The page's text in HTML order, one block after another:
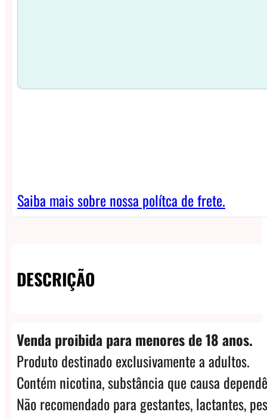
Saiba mais sobre nossa polítca de frete.
DESCRIÇÃO
Venda proibida para menores de 18 anos.
Produto destinado exclusivamente a adultos.
Contém nicotina, substância que causa
Não recomendado para gestantes, lactantes,